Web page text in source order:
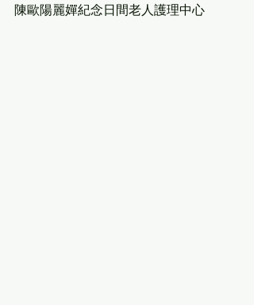
陳歐陽麗嬋紀念日間老人護理中心